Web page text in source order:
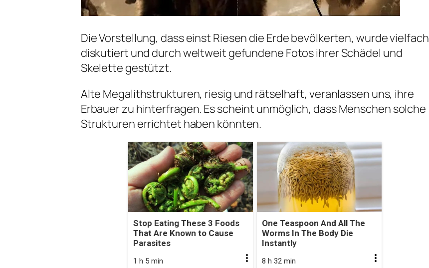
Die Vorstellung, dass einst Riesen die Erde bevölkerten, wurde vielfach
diskutiert und durch weltweit gefundene Fotos ihrer Schädel und
Skelette gestützt.
Alte Megalithstrukturen, riesig und rätselhaft, veranlassen uns, ihre
Erbauer zu hinterfragen. Es scheint unmöglich, dass Menschen solche
Strukturen errichtet haben könnten.
Stop Eating These 3 Foods
That Are Known to Cause
Parasites
1 h 5 min
One Teaspoon And All The
Worms In The Body Die
Instantly
8 h 32 min